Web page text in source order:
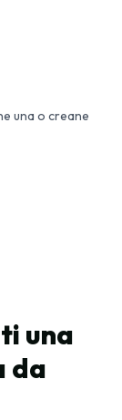
una o creane
una
da